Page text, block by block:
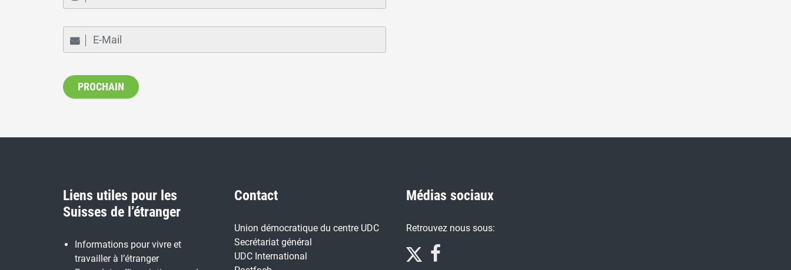
Liens utiles pour les
Suisses de l’étranger
Informations pour vivre et
travailler à l’étranger
Contact
Union démocratique du centre UDC
Secrétariat général
UDC International
Médias sociaux
Retrouvez nous sous: